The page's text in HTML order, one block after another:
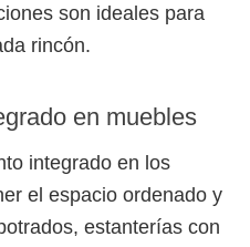
son ideales para
rincón.
en muebles
integrado en los
el espacio ordenado y
estanterías con